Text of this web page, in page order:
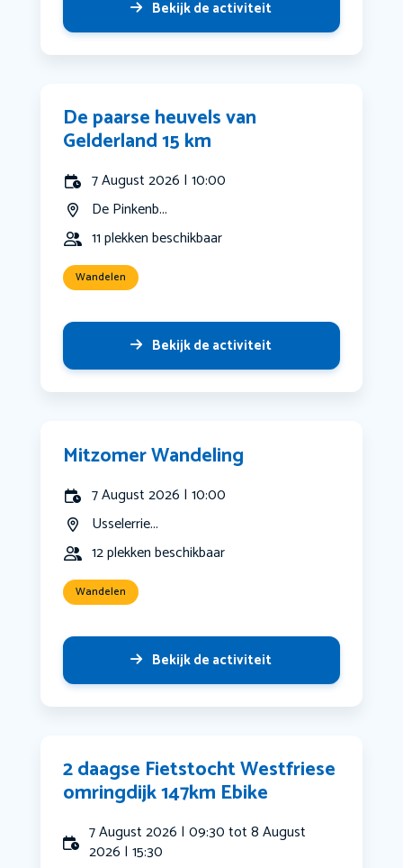
Bekijk de activiteit
De paarse heuvels van
Gelderland 15 km
7 August 2026 | 10:00
De Pinkenb...
11 plekken beschikbaar
Wandelen
Bekijk de activiteit
Mitzomer Wandeling
7 August 2026 | 10:00
Usselerrie...
12 plekken beschikbaar
Wandelen
Bekijk de activiteit
2 daagse Fietstocht Westfriese
omringdijk 147km Ebike
7 August 2026 | 09:30 tot 8 August
2026 | 15:30